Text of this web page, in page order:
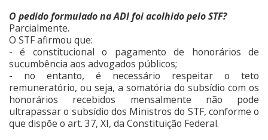
O pedido formulado na ADI foi acolhido pelo STF?
Parcialmente.
O STF afirmou que:
- é constitucional o pagamento de honorários de
sucumbência aos advogados públicos;
- no entanto, é necessário respeitar o teto
remuneratório, ou seja, a somatória do subsídio com os
honorários recebidos mensalmente não pode
ultrapassar o subsídio dos Ministros do STF, conforme o
que dispõe o art. 37, XI, da Constituição Federal.